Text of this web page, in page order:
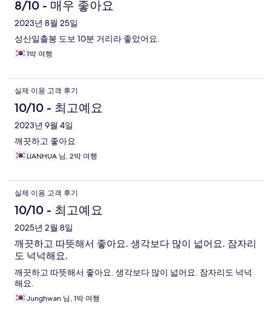
8/10 - 매우 좋아요
2023년 8월 25일
성산일출봉 도보 10분 거리라 좋았어요.
1박 여행
실제 이용 고객 후기
10/10 - 최고예요
2023년 9월 4일
깨끗하고 좋아요
LIANHUA 님, 2박 여행
실제 이용 고객 후기
10/10 - 최고예요
2025년 2월 8일
깨끗하고 따뜻해서 좋아요. 생각보다 많이 넓어요. 잠자리
도 넉넉해요.
깨끗하고 따뜻해서 좋아요. 생각보다 많이 넓어요. 잠자리도 넉넉
해요.
Junghwan 님, 1박 여행